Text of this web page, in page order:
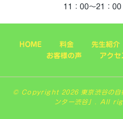
11：00～21：00
HOME 料金 先生紹介
お客様の声
アクセ
© Copyright 2026 東京渋谷の自
ンター渋谷」. All